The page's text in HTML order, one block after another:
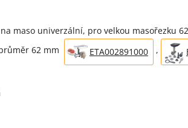
maso univerzální, pro velkou masořezku
62 mm
ETA002891000 ,